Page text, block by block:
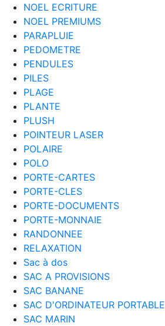
NOEL ECRITURE
NOEL PREMIUMS
PARAPLUIE
PEDOMETRE
PENDULES
PILES
PLAGE
PLANTE
PLUSH
POINTEUR LASER
POLAIRE
POLO
PORTE-CARTES
PORTE-CLES
PORTE-DOCUMENTS
PORTE-MONNAIE
RANDONNEE
RELAXATION
Sac à dos
SAC A PROVISIONS
SAC BANANE
SAC D'ORDINATEUR PORTABLE
SAC MARIN